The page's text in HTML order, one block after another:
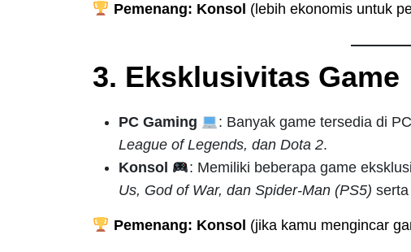
Pemenang: Konsol (lebih ekonomis untuk
3. Eksklusivitas Game
PC Gaming : Banyak game tersedia di
League of Legends, dan Dota 2.
Konsol
: Memiliki beberapa game
Us, God of War, dan Spider-Man (PS5) serta
Pemenang: Konsol (jika kamu mengincar